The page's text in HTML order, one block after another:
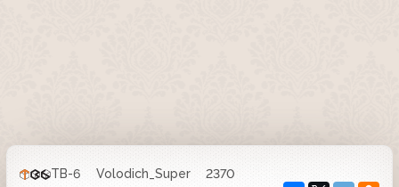
ТВ-6 Volodich_Super
2370